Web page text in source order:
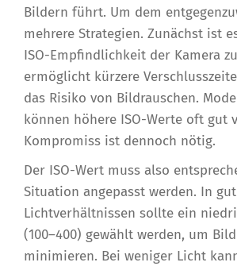
Bildern führt. Um dem
mehrere Strategien. Zunächst ist
ISO-Empfindlichkeit der Kamera
ermöglicht kürzere
das Risiko von Bildrauschen.
können höhere ISO-Werte oft gut
Kompromiss ist dennoch nötig.
Der ISO-Wert muss also
Situation angepasst werden. In
Lichtverhältnissen sollte ein
(100–400) gewählt werden, um
minimieren. Bei weniger Licht